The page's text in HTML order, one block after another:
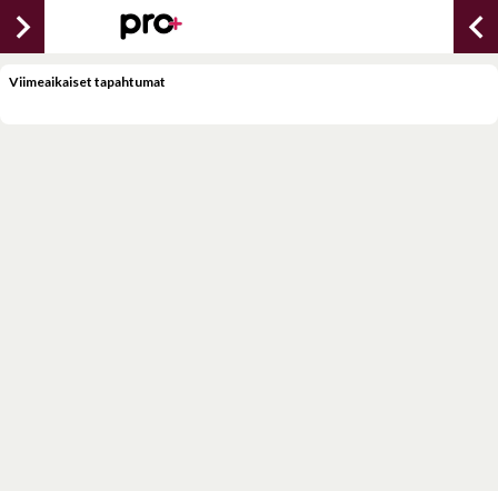
chevron_right chevron_left
Viimeaikaiset tapahtumat